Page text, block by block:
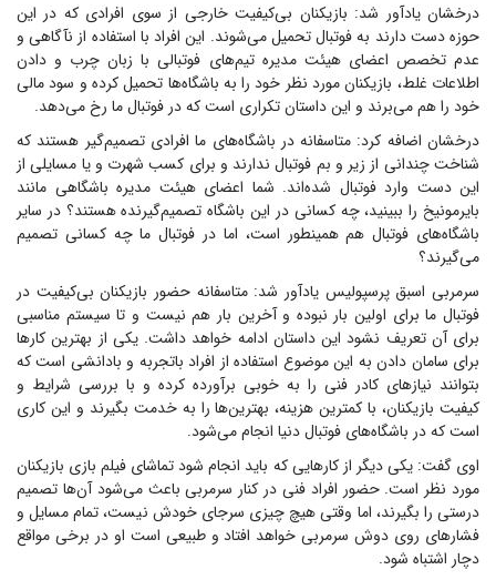
درخشان یادآور شد: بازیکنان بی‌کیفیت خارجی از سوی افرادی که در این
حوزه دست دارند به فوتبال تحمیل می‌شوند. این افراد با استفاده از نآگاهی و
عدم تخصص اعضای هیئت مدیره تیم‌های فوتبالی با زبان چرب و دادن
اطلاعات غلط، بازیکنان مورد نظر خود را به باشگاه‌ها تحمیل کرده و سود مالی
خود را هم می‌برند و این داستان تکراری است که در فوتبال ما رخ می‌دهد.
درخشان اضافه کرد: متاسفانه در باشگاه‌های ما افرادی تصمیم‌گیر هستند که
شناخت چندانی از زیر و بم فوتبال ندارند و برای کسب شهرت و یا مسایلی از
این دست وارد فوتبال شده‌اند. شما اعضای هیئت مدیره باشگاهی مانند
بایرمونیخ را ببینید، چه کسانی در این باشگاه تصمیم‌گیرنده هستند؟ در سایر
باشگاه‌های فوتبال هم همینطور است، اما در فوتبال ما چه کسانی تصمیم
می‌گیرند؟
سرمربی اسبق پرسپولیس یادآور شد: متاسفانه حضور بازیکنان بی‌کیفیت در
فوتبال ما برای اولین بار نبوده و آخرین بار هم نیست و تا سیستم مناسبی
برای آن تعریف نشود این داستان ادامه خواهد داشت. یکی از بهترین کار‌ها
برای سامان دادن به این موضوع استفاده از افراد باتجربه و بادانشی است که
بتوانند نیاز‌های کادر فنی را به خوبی برآورده کرده و با بررسی شرایط و
کیفیت بازیکنان، با کمترین هزینه، بهترین‌ها را به خدمت بگیرند و این کاری
است که در باشگاه‌های فوتبال دنیا انجام می‌شود.
اوی گفت: یکی دیگر از کار‌هایی که باید انجام شود تماشای فیلم بازی بازیکنان
مورد نظر است. حضور افراد فنی در کنار سرمربی باعث می‌شود آن‌ها تصمیم
درستی را بگیرند، اما وقتی هیچ چیزی سرجای خودش نیست، تمام مسایل و
فشار‌های روی دوش سرمربی خواهد افتاد و طبیعی است او در برخی مواقع
دچار اشتباه شود.